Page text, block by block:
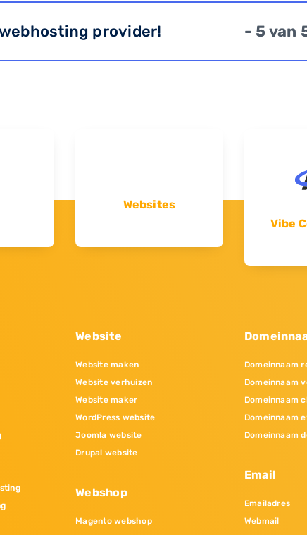
provider! - 5 van
Websites
Vibe
Website
Website maken
Website verhuizen
Website maker
WordPress website
Joomla website
Drupal website
Webshop
Magento webshop
Domeinnaam
Domeinnaam
Domeinnaam
Domeinnaam
Domeinnaam
Email
Emailadres
Webmail